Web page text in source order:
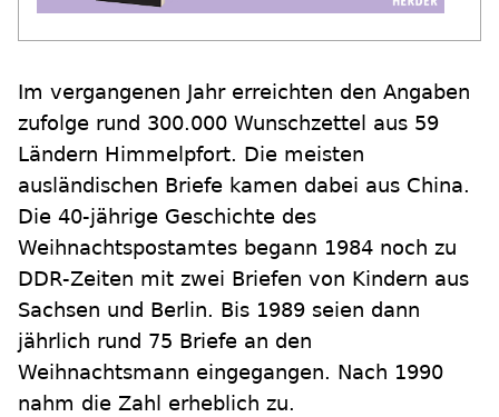
Im vergangenen Jahr erreichten den Angaben
zufolge rund 300.000 Wunschzettel aus 59
Ländern Himmelpfort. Die meisten
ausländischen Briefe kamen dabei aus China.
Die 40-jährige Geschichte des
Weihnachtspostamtes begann 1984 noch zu
DDR-Zeiten mit zwei Briefen von Kindern aus
Sachsen und Berlin. Bis 1989 seien dann
jährlich rund 75 Briefe an den
Weihnachtsmann eingegangen. Nach 1990
nahm die Zahl erheblich zu.